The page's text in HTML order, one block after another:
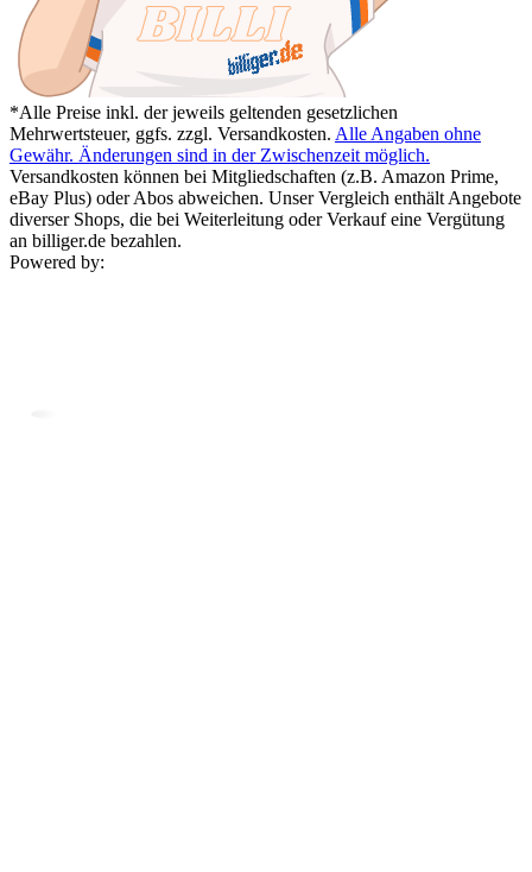
*Alle Preise inkl. der jeweils geltenden gesetzlichen
Mehrwertsteuer, ggfs. zzgl. Versandkosten. Alle Angaben ohne
Gewähr. Änderungen sind in der Zwischenzeit möglich.
Versandkosten können bei Mitgliedschaften (z.B. Amazon Prime,
eBay Plus) oder Abos abweichen. Unser Vergleich enthält Angebote
diverser Shops, die bei Weiterleitung oder Verkauf eine Vergütung
an billiger.de bezahlen.
Powered by: